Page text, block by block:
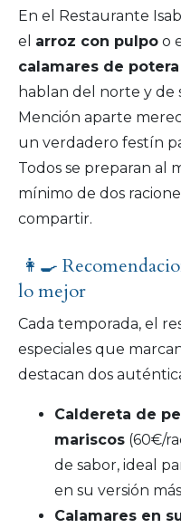
En el Restaurante
el arroz con pulpo o
calamares de
hablan del norte y de
Mención aparte
un verdadero festín
Todos se preparan al
mínimo de dos
compartir.
👩‍🍳
lo mejor
Cada temporada, el
especiales que
destacan dos
Caldereta de
mariscos (60€/
de sabor, ideal
en su versión
Calamares en